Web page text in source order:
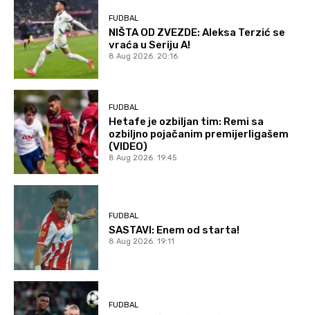
FUDBAL
NIŠTA OD ZVEZDE: Aleksa Terzić se
vraća u Seriju A!
8 Aug 2026. 20:16
FUDBAL
Hetafe je ozbiljan tim: Remi sa
ozbiljno pojačanim premijerligašem
(VIDEO)
8 Aug 2026. 19:45
FUDBAL
SASTAVI: Enem od starta!
8 Aug 2026. 19:11
FUDBAL